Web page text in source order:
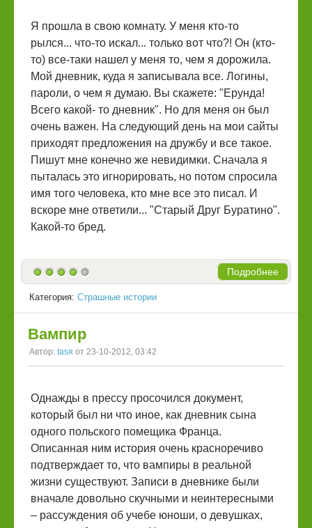
Я прошла в свою комнату. У меня кто-то
рылся... что-то искал... только вот что?! Он (кто-
то) все-таки нашел у меня то, чем я дорожила.
Мой дневник, куда я записывала все. Логины,
пароли, о чем я думаю. Вы скажете: "Ерунда!
Всего какой- то дневник". Но для меня он был
очень важен. На следующий день на мои сайты
приходят предложения на дружбу и все такое.
Пишут мне конечно же невидимки. Сначала я
пыталась это игнорировать, но потом спросила
имя того человека, кто мне все это писал. И
вскоре мне ответили... "Старый Друг Буратино".
Какой-то бред.
Подробнее
Категория: Страшные истории
Вампир
Автор: tasя от 23-10-2012, 03:42
Однажды в прессу просочился документ,
который был ни что иное, как дневник сына
одного польского помещика Франца.
Описанная ним история очень красноречиво
подтверждает то, что вампиры в реальной
жизни существуют. Записи в дневнике были
вначале довольно скучными и неинтересными
– рассуждения об учебе юноши, о девушках,